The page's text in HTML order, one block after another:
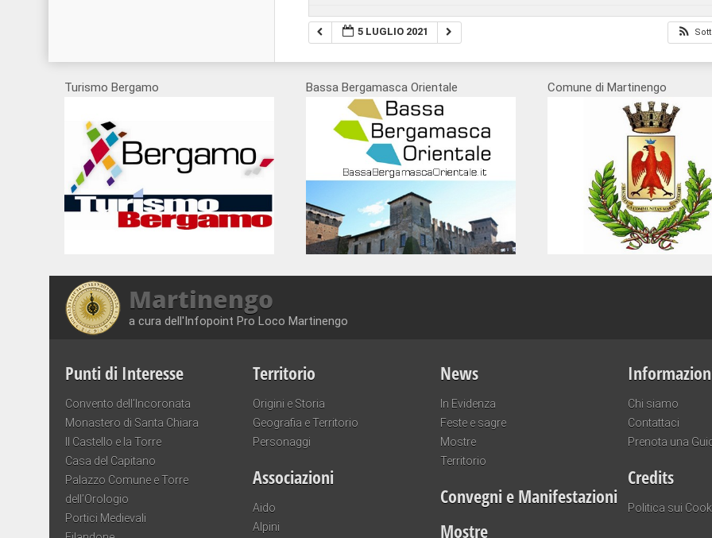
5 LUGLIO 2021
Turismo Bergamo Bassa Bergamasca Orientale Comune di Martinengo
Martinengo
a cura dell'Infopoint Pro Loco Martinengo
Punti di Interesse
Convento dell’Incoronata
Monastero di Santa Chiara
Il Castello e la Torre
Casa del Capitano
Palazzo Comune e Torre
dell’Orologio
Portici Medievali
Territorio
Origini e Storia
Geografia e Territorio
Personaggi
Associazioni
Aido
Alpini
News
In Evidenza
Feste e sagre
Mostre
Territorio
Convegni e Manifestazioni
Mostre
Chi siamo
Contattaci
Prenota una
Credits
Politica sui